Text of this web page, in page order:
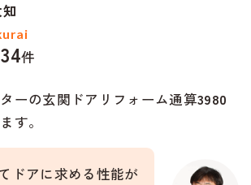
件
ーの玄関ドアリフォーム通算3980
す。
ドアに求める性能が